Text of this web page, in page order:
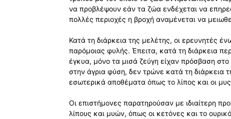
να προβλέψουν εάν τα ζώα ενδέχεται να
πολλές περιοχές η βροχή αναμένεται να
Κατά τη διάρκεια της μελέτης, οι ερευνητές
παρόμοιας φυλής. Έπειτα, κατά τη διάρκεια
έγκυα, μόνο τα μισά ζεύγη είχαν πρόσβαση
στην άγρια ​​φύση, δεν τρώνε κατά τη διάρκεια
εσωτερικά αποθέματα όπως το λίπος και οι
Οι επιστήμονες παρατηρούσαν με ιδιαίτερη
λίπους και μυών, όπως οι κετόνες και το